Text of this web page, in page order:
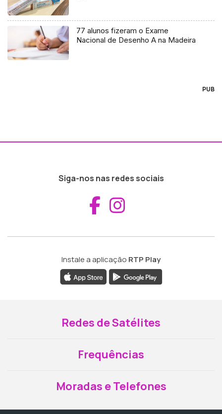
77 alunos fizeram o Exame
Nacional de Desenho A na Madeira
PUB
Siga-nos nas redes sociais
Aceder ao
Instale a aplicação RTP Play
Redes de Satélites
Frequências
Moradas e Telefones